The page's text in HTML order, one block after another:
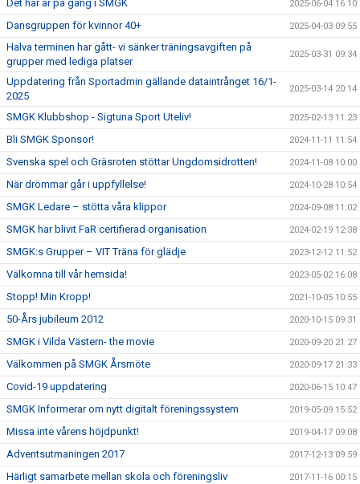
Det här är på gång i SMGK 2025-06-04 16:10
Dansgruppen för kvinnor 40+ 2025-04-03 09:55
Halva terminen har gått- vi sänker träningsavgiften på
grupper med lediga platser
2025-03-31 09:34
Uppdatering från Sportadmin gällande dataintrånget 16/1-
2025
2025-03-14 20:14
SMGK Klubbshop - Sigtuna Sport Uteliv! 2025-02-13 11:23
Bli SMGK Sponsor! 2024-11-11 11:54
Svenska spel och Gräsroten stöttar Ungdomsidrotten! 2024-11-08 10:00
När drömmar går i uppfyllelse! 2024-10-28 10:54
SMGK Ledare – stötta våra klippor 2024-09-08 11:02
SMGK har blivit FaR certifierad organisation 2024-02-19 12:38
SMGK:s Grupper – VIT Träna för glädje 2023-12-12 11:52
Välkomna till vår hemsida! 2023-05-02 16:08
Stopp! Min Kropp! 2021-10-05 10:55
50-Års jubileum 2012 2020-10-15 09:31
SMGK i Vilda Västern- the movie 2020-09-20 21:27
Välkommen på SMGK Årsmöte 2020-09-17 21:33
Covid-19 uppdatering 2020-06-15 10:47
SMGK Informerar om nytt digitalt föreningssystem 2019-05-09 15:52
Missa inte vårens höjdpunkt! 2019-04-17 09:08
Adventsutmaningen 2017 2017-12-13 09:59
Härligt samarbete mellan skola och föreningsliv 2017-11-16 00:15